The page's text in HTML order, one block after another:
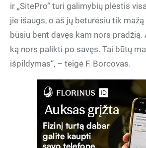
ir „SitePro“ turi galimybių plėstis
jie išaugs, o aš jų beturėsiu tik
būsiu bent davęs kam nors pradžią.
ką nors palikti po savęs. Tai būtų
išpildymas“, – teigė F. Borcovas.